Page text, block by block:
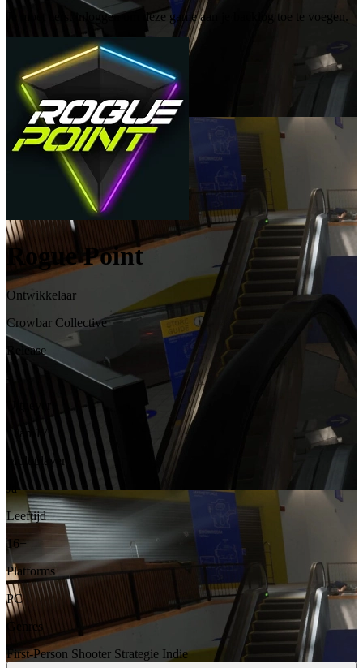
Je moet eerst inloggen om deze game aan je backlog toe te voegen.
Rogue Point
Ontwikkelaar
Crowbar Collective
Release
Team17
Multiplayer
Ja
Leeftijd
16+
Platforms
PC
Genres
First-Person Shooter Strategie Indie